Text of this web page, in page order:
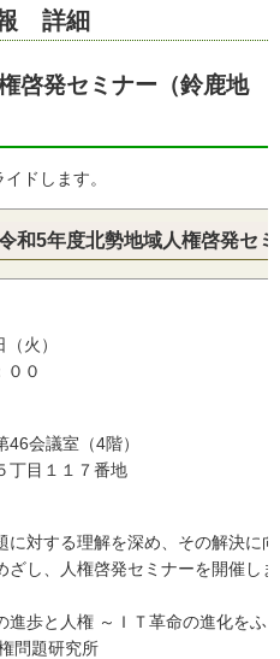
詳細
啓発セミナー（鈴鹿地
ドします。
和5年度北勢地域人権啓発セ
火）
０
会議室（4階）
丁目１１７番地
対する理解を深め、その解決に
ざし、人権啓発セミナーを開催し
歩と人権 ～ＩＴ革命の進化をふ
問題研究所